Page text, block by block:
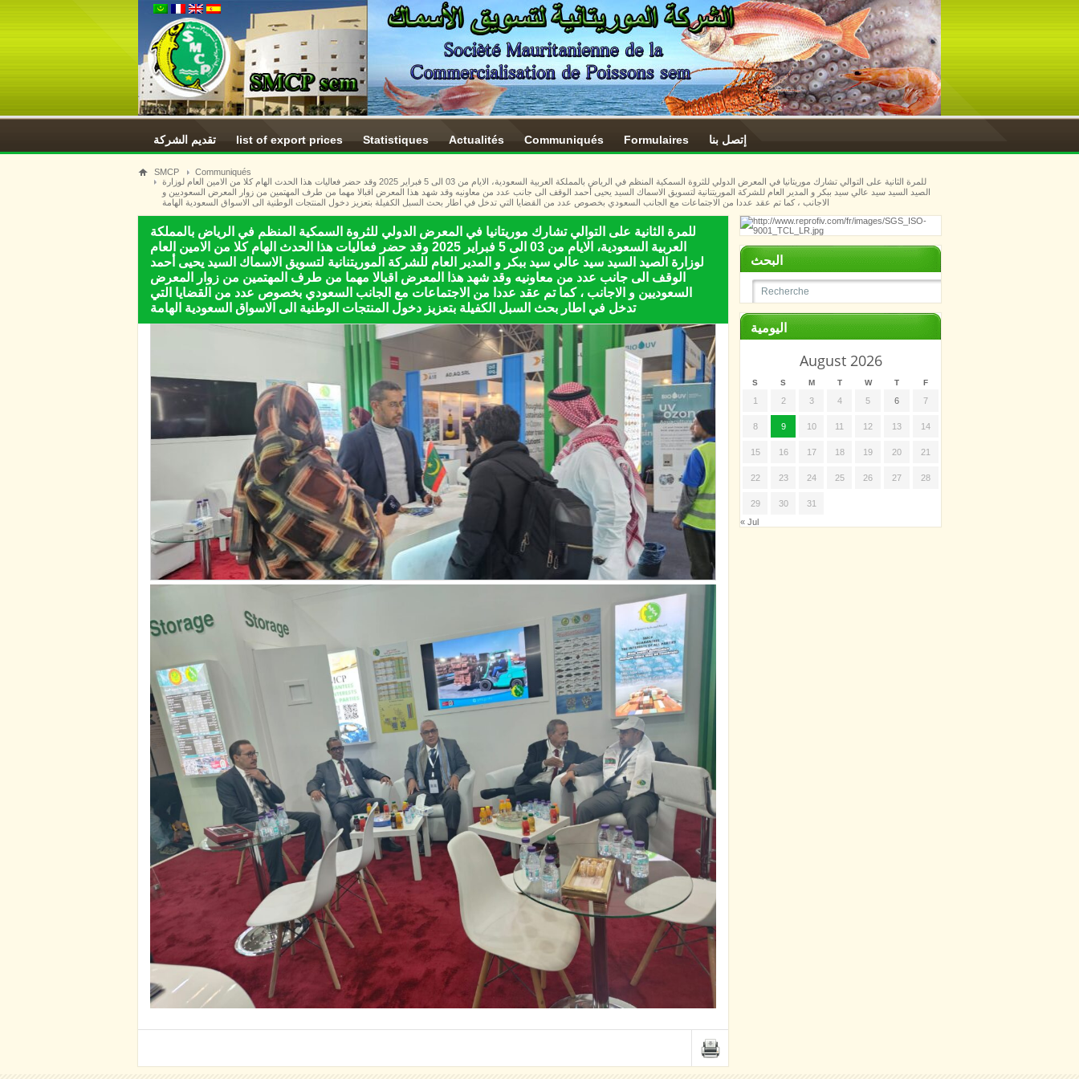
تقديم الشركة list of export prices Statistiques Actualités Communiqués Formulaires إتصل بنا
SMCP
Communiqués
للمرة الثانية على التوالي تشارك موريتانيا في المعرض الدولي للثروة السمكية المنظم في الرياض بالمملكة العربية السعودية، الايام من 03 الى 5 فبراير 2025 وقد حضر فعاليات هذا الحدث الهام كلا من الامين العام لوزارة
الصيد السيد سيد عالي سيد ببكر و المدير العام للشركة الموريتنانية لتسويق الاسماك السيد يحيى أحمد الوقف الى جانب عدد من معاونيه وقد شهد هذا المعرض اقبالا مهما من طرف المهتمين من زوار المعرض السعوديين و
الاجانب ، كما تم عقد عددا من الاجتماعات مع الجانب السعودي بخصوص عدد من القضايا التي تدخل في اطار بحث السبل الكفيلة بتعزيز دخول المنتجات الوطنية الى الاسواق السعودية الهامة
للمرة الثانية على التوالي تشارك موريتانيا في المعرض الدولي للثروة السمكية المنظم في الرياض بالمملكة
العربية السعودية، الايام من 03 الى 5 فبراير 2025 وقد حضر فعاليات هذا الحدث الهام كلا من الامين العام
لوزارة الصيد السيد سيد عالي سيد ببكر و المدير العام للشركة الموريتنانية لتسويق الاسماك السيد يحيى أحمد
الوقف الى جانب عدد من معاونيه وقد شهد هذا المعرض اقبالا مهما من طرف المهتمين من زوار المعرض
السعوديين و الاجانب ، كما تم عقد عددا من الاجتماعات مع الجانب السعودي بخصوص عدد من القضايا التي
تدخل في اطار بحث السبل الكفيلة بتعزيز دخول المنتجات الوطنية الى الاسواق السعودية الهامة
البحث
اليومية
August 2026
S S M T W T F
1 2 3 4 5 6 7
8 9 10 11 12 13 14
15 16 17 18 19 20 21
22 23 24 25 26 27 28
29 30
31
« Jul